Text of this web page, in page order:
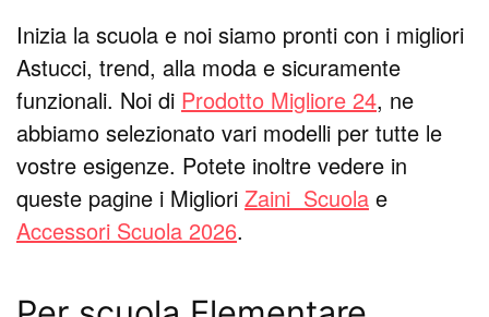
Inizia la scuola e noi siamo pronti con i migliori
Astucci, trend, alla moda e sicuramente
funzionali. Noi di Prodotto Migliore 24, ne
abbiamo selezionato vari modelli per tutte le
vostre esigenze. Potete inoltre vedere in
queste pagine i Migliori Zaini Scuola e
Accessori Scuola 2026.